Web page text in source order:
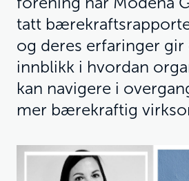
tatt
og deres erfaringer
innblikk i hvordan
kan navigere i
mer bærekraftig